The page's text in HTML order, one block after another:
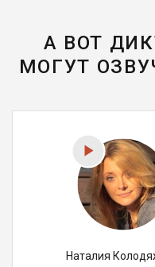
А ВОТ
МОГУТ
Наталия